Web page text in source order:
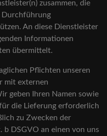
zusammen, die
Durchführung
An diese Dienstleister
Informationen
übermittelt.
Pflichten unseren
mit externen
geben Ihren Namen sowie
die Lieferung erforderlich
zu Zwecken der
DSGVO an einen von uns